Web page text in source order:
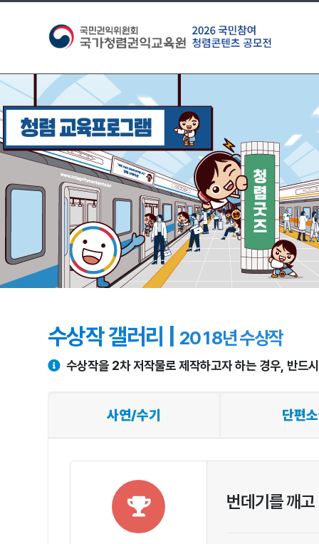
수상작 갤러리 | 2018년 수상작
수상작을 2차 저작물로 제작하고자 하는 경우, 반드
사연/수기 단편
번데기를 깨